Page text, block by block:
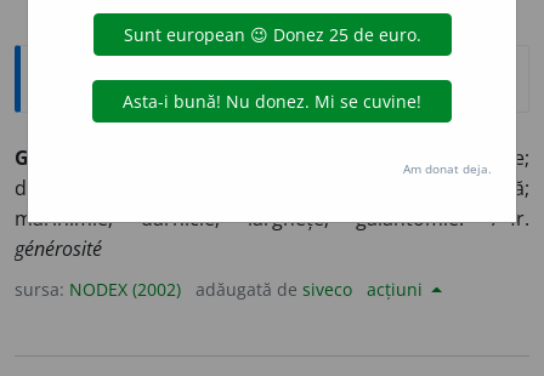
Explicative DEX
GENEROZIT
1) Caracter generos; mărinimie;
dărnicie; galantonie; larghețe. 2) Atitudine generoasă;
mărinimie; dărnicie; larghețe; galantomie. /<fr.
générosité
sursa: NODEX (2002) adăugată de siveco acțiuni
Am donat deja.